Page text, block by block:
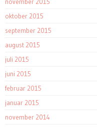
november 2015
oktober 2015
september 2015
august 2015
juli 2015
juni 2015
februar 2015
januar 2015
november 2014